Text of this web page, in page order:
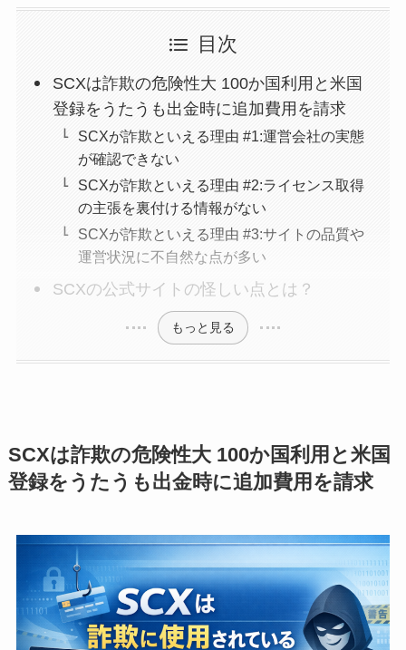
目次
SCXは詐欺の危険性大 100か国利用と米国
登録をうたうも出金時に追加費用を請求
SCXが詐欺といえる理由 #1:運営会社の実態
が確認できない
SCXが詐欺といえる理由 #2:ライセンス取得
の主張を裏付ける情報がない
SCXが詐欺といえる理由 #3:サイトの品質や
運営状況に不自然な点が多い
SCXの公式サイトの怪しい点とは？
もっと見る
SCXは詐欺の危険性大 100か国利用と米国
登録をうたうも出金時に追加費用を請求